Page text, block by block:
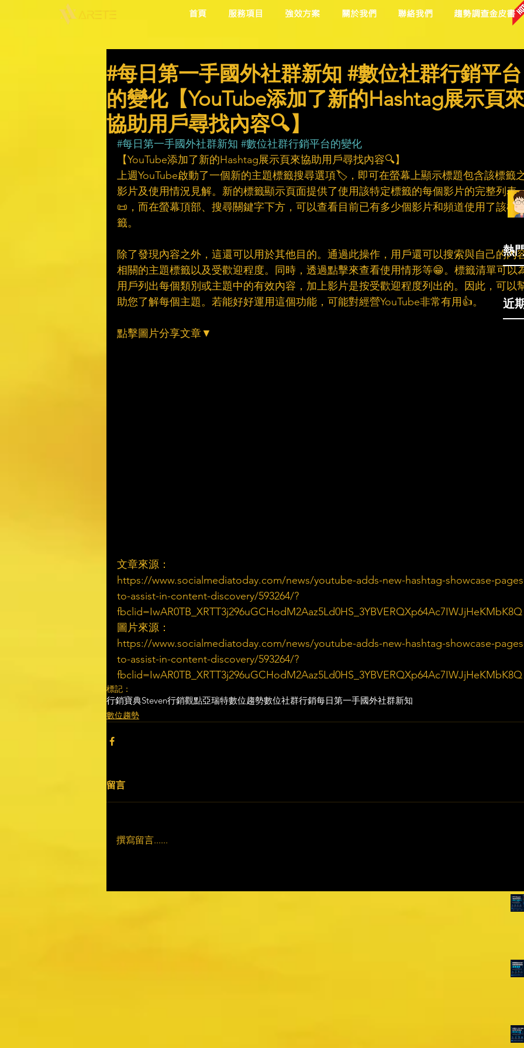
首頁 服務項目 強效方案 關於我們 聯絡我們 趨勢調查金皮書
#每日第一手國外社群新知 #數位社群行銷平台
的變化【YouTube添加了新的Hashtag展示頁
協助用戶尋找內容🔍】
#每日第一手國外社群新知 #數位社群行銷平台的變化
【YouTube添加了新的Hashtag展示頁來協助用戶尋找內容🔍】
上週YouTube啟動了一個新的主題標籤搜尋選項🏷，即可在螢幕上顯示標題包含該標籤
影片及使用情況見解。新的標籤顯示頁面提供了使用該特定標籤的每個影片的完整列表
📜，而在螢幕頂部、搜尋關鍵字下方，可以查看目前已有多少個影片和頻道使用了該標
籤。
除了發現內容之外，這還可以用於其他目的。通過此操作，用戶還可以搜索與自己的內
相關的主題標籤以及受歡迎程度。同時，透過點擊來查看使用情形等😁。標籤清單可以
用戶列出每個類別或主題中的有效內容，加上影片是按受歡迎程度列出的。因此，可以
助您了解每個主題。若能好好運用這個功能，可能對經營YouTube非常有用👍。
點擊圖片分享文章▼
文章來源：
https://www.socialmediatoday.com/news/youtube-adds-new-hashtag-showcase-
to-assist-in-content-discovery/593264/?
fbclid=IwAR0TB_XRTT3j296uGCHodM2Aaz5Ld0HS_3YBVERQXp64Ac7IWJjHeKMbK8Q
圖片來源：
https://www.socialmediatoday.com/news/youtube-adds-new-hashtag-showcase-
to-assist-in-content-discovery/593264/?
fbclid=IwAR0TB_XRTT3j296uGCHodM2Aaz5Ld0HS_3YBVERQXp64Ac7IWJjHeKMbK8Q
標記：
行銷寶典Steven行銷觀點亞瑞特數位趨勢數位社群行銷每日第一手國外社群新知
數位趨勢
留言
撰寫留言......
熱
近